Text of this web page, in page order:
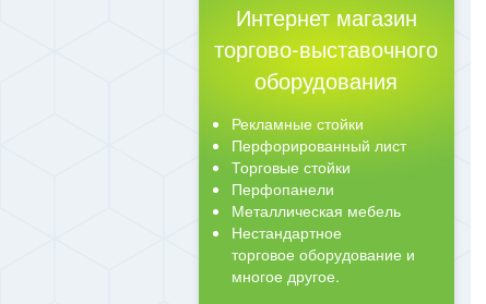
Интернет магазин
торгово-выставочного
оборудования
Рекламные стойки
Перфорированный лист
Торговые стойки
Перфопанели
Металлическая мебель
Нестандартное
торговое оборудование и
многое другое.